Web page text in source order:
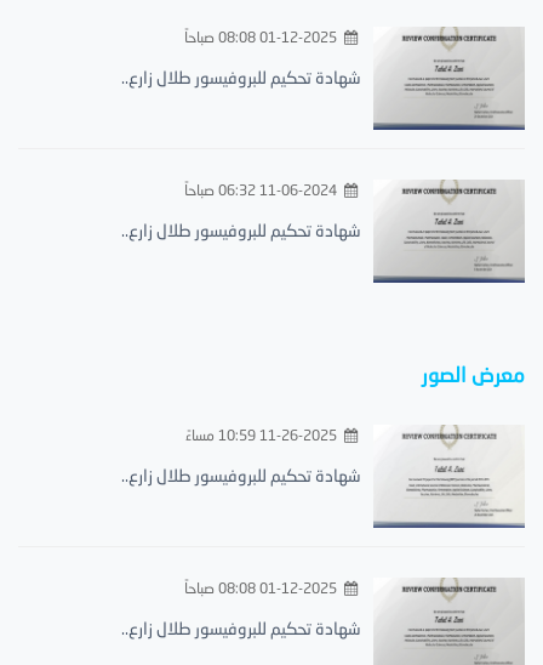
01-12-2025 08:08 صباحاً
شهادة تحكيم للبروفيسور طلال زارع..
11-06-2024 06:32 صباحاً
شهادة تحكيم للبروفيسور طلال زارع..
معرض الصور
11-26-2025 10:59 مساءً
شهادة تحكيم للبروفيسور طلال زارع..
01-12-2025 08:08 صباحاً
شهادة تحكيم للبروفيسور طلال زارع..